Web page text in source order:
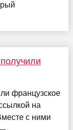
французское
на
с ними